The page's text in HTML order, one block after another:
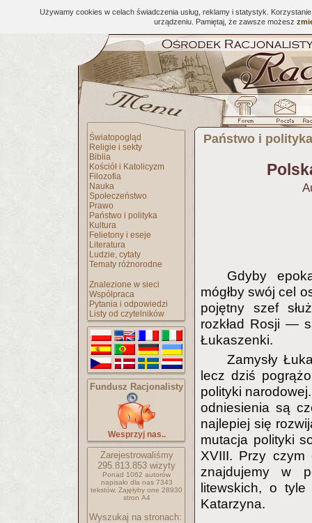
Używamy cookies w celach świadczenia usług, reklamy i statystyk.
urządzeniu. Pamiętaj, że zawsze możesz
Światopogląd
Religie i sekty
Biblia
Kościół i Katolicyzm
Filozofia
Nauka
Społeczeństwo
Prawo
Państwo i polityka
Kultura
Felietony i eseje
Literatura
Ludzie, cytaty
Tematy różnorodne
Znalezione w sieci
Współpraca
Pytania i odpowiedzi
Listy od czytelników
Fundusz Racjonalisty
Wesprzyj nas..
Zarejestrowaliśmy
295.813.853 wizyty
Ponad 1062 autorów
napisało dla nas 7343
tekstów. Zajęłyby one 28930
stron A4
Wyszukaj na stronach:
Państwo i polityka
Gdyby
mógłby swój cel
pojętny szef
rozkład Rosji —
Łukaszenki.
Zamysły
lecz dziś
polityki
odniesienia są
najlepiej się
mutacja polityki
XVIII. Przy czym
znajdujemy w
litewskich, o
Katarzyna.